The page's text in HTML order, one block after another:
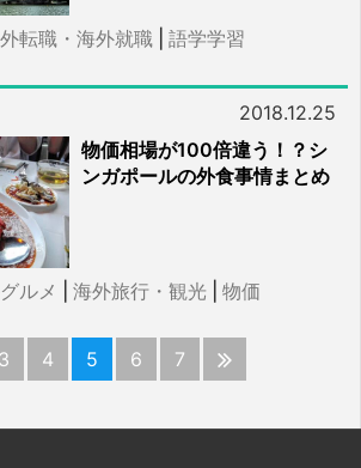
転職・海外就職 語学学習
2018.12.25
物価相場が100倍違う！？シ
ンガポールの外食事情まとめ
ルメ 海外旅行・観光 物価
3 4 5 6 7